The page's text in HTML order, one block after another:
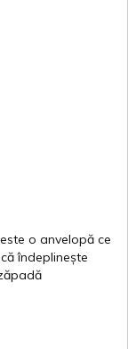
este o anvelopă ce
că îndeplinește